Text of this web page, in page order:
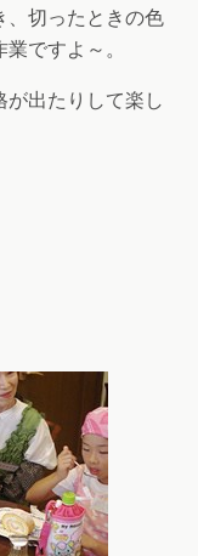
、切ったときの色
ですよ～。
が出たりして楽し